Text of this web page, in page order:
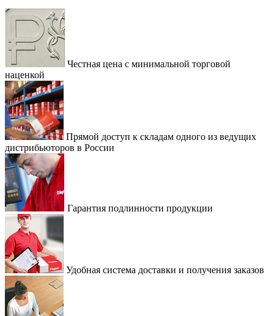
Честная цена с минимальной торговой
наценкой
Прямой доступ к складам одного из ведущих
дистрибьюторов в России
Гарантия подлинности продукции
Удобная система доставки и получения заказов